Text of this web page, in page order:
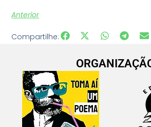
Anterior
Compartilhe: